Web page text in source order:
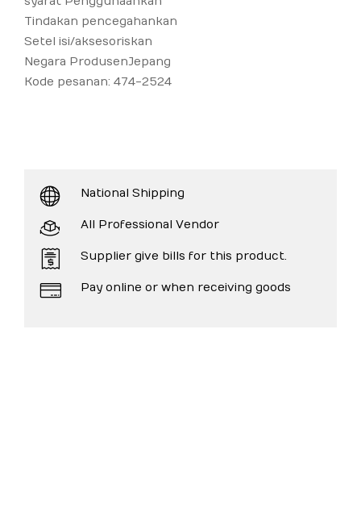
Tindakan pencegahankan
Setel isi/aksesoriskan
Negara ProdusenJepang
Kode pesanan: 474-2524
National Shipping
All Professional Vendor
Supplier give bills for this product.
Pay online or when receiving goods